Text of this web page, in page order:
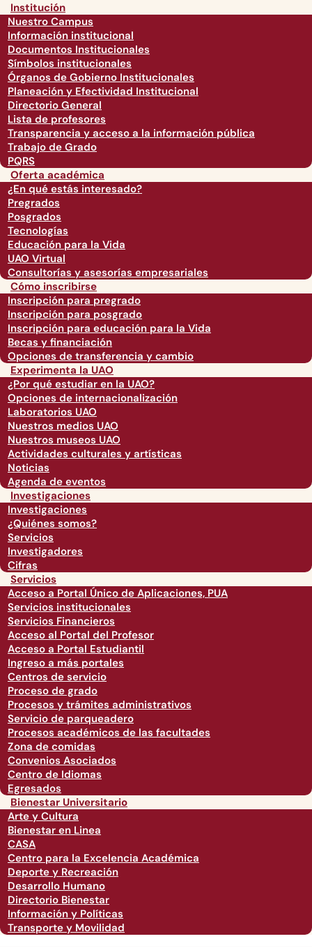
Institución
Nuestro Campus
Información institucional
Documentos Institucionales
Símbolos institucionales
Órganos de Gobierno Institucionales
Planeación y Efectividad Institucional
Directorio General
Lista de profesores
Transparencia y acceso a la información pública
Trabajo de Grado
PQRS
Oferta académica
¿En qué estás interesado?
Pregrados
Posgrados
Tecnologías
Educación para la Vida
UAO Virtual
Consultorías y asesorías empresariales
Cómo inscribirse
Inscripción para pregrado
Inscripción para posgrado
Inscripción para educación para la Vida
Becas y financiación
Opciones de transferencia y cambio
Experimenta la UAO
¿Por qué estudiar en la UAO?
Opciones de internacionalización
Laboratorios UAO
Nuestros medios UAO
Nuestros museos UAO
Actividades culturales y artísticas
Noticias
Agenda de eventos
Investigaciones
Investigaciones
¿Quiénes somos?
Servicios
Investigadores
Cifras
Servicios
Acceso a Portal Único de Aplicaciones, PUA
Servicios institucionales
Servicios Financieros
Acceso al Portal del Profesor
Acceso a Portal Estudiantil
Ingreso a más portales
Centros de servicio
Proceso de grado
Procesos y trámites administrativos
Servicio de parqueadero
Procesos académicos de las facultades
Zona de comidas
Convenios Asociados
Centro de Idiomas
Egresados
Bienestar Universitario
Arte y Cultura
Bienestar en Linea
CASA
Centro para la Excelencia Académica
Deporte y Recreación
Desarrollo Humano
Directorio Bienestar
Información y Políticas
Transporte y Movilidad